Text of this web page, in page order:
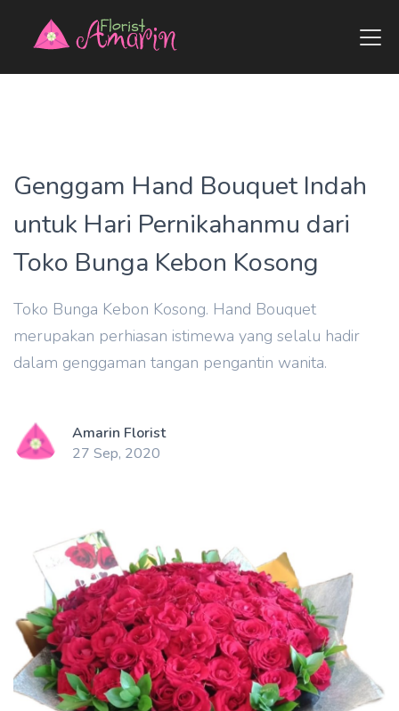
Genggam Hand Bouquet Indah
untuk Hari Pernikahanmu dari
Toko Bunga Kebon Kosong
Toko Bunga Kebon Kosong. Hand Bouquet
merupakan perhiasan istimewa yang selalu hadir
dalam genggaman tangan pengantin wanita.
Amarin Florist
27 Sep, 2020